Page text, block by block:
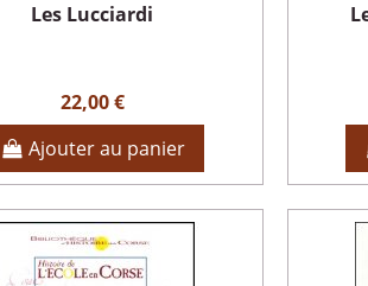
Les Lucciardi
22,00 €
Ajouter au panier